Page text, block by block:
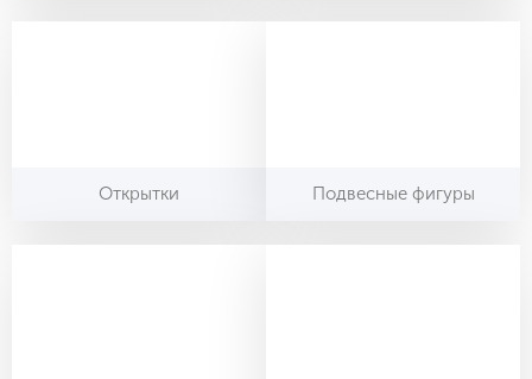
Открытки Подвесные фигуры